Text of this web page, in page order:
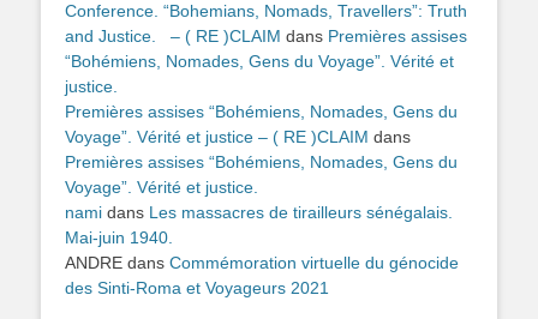
Conference. “Bohemians, Nomads, Travellers”: Truth
and Justice. – ( RE )CLAIM dans Premières assises
“Bohémiens, Nomades, Gens du Voyage”. Vérité et
justice.
Premières assises “Bohémiens, Nomades, Gens du
Voyage”. Vérité et justice – ( RE )CLAIM dans
Premières assises “Bohémiens, Nomades, Gens du
Voyage”. Vérité et justice.
nami dans Les massacres de tirailleurs sénégalais.
Mai-juin 1940.
ANDRE dans Commémoration virtuelle du génocide
des Sinti-Roma et Voyageurs 2021